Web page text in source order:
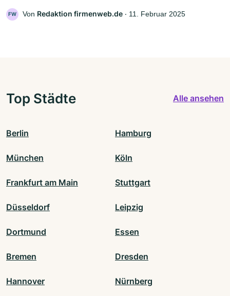
FW Von Redaktion firmenweb.de ‧ 11. Februar 2025
Top Städte Alle ansehen
Berlin Hamburg
München Köln
Frankfurt am Main Stuttgart
Düsseldorf Leipzig
Dortmund Essen
Bremen Dresden
Hannover Nürnberg